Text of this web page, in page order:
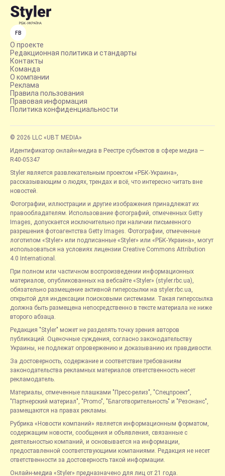
FB
О проекте
Редакционная политика и стандарты
Контакты
Команда
О компании
Реклама
Правила пользования
Правовая информация
Политика конфиденциальности
© 2026 LLC «UBT MEDIA»
Идентификатор онлайн-медиа в Реестре субъектов в сфере медиа —
R40-05347
Styler является развлекательным проектом «РБК-Украина»,
рассказывающим о людях, трендах и всё, что интересно читать вне
новостей.
Фотографии, иллюстрации и другие изображения принадлежат их
правообладателям. Использование фотографий, отмеченных Getty
Images, допускается исключительно при наличии письменного
разрешения фотоагентства Getty Images. Фотографии, отмеченные
логотипом «Styler» или подписанные «Styler» или «РБК-Украина», могут
использоваться на условиях лицензии Creative Commons Attribution
4.0 International.
При полном или частичном воспроизведении информационных
материалов, опубликованных на вебсайте «Styler» (styler.rbc.ua),
обязательно размещение активной гиперссылки на styler.rbc.ua,
открытой для индексации поисковыми системами. Такая гиперссылка
должна быть размещена непосредственно в тексте материала не ниже
второго абзаца.
Редакция "Styler" может не разделять точку зрения авторов
публикаций. Оценочные суждения, согласно законодательству
Украины, не подлежат опровержению и доказыванию их правдивости.
За достоверность, содержание и соответствие требованиям
законодательства рекламных материалов ответственность несет
рекламодатель.
Материалы, отмеченные плашками "Пресс-релиз", "Спецпроект",
"Партнерский материал", "Promo", "Благотворительность" и "Резонанс",
размещаются на правах рекламы.
Рубрика «Новости компаний» является информационным форматом,
содержащим новости, сообщения и объявления, связанные с
деятельностью компаний, и основывается на информации,
предоставленной соответствующими компаниями. Редакция не несет
ответственности за достоверность такой информации.
Онлайн-медиа «Styler» предназначено для лиц от 21 года.